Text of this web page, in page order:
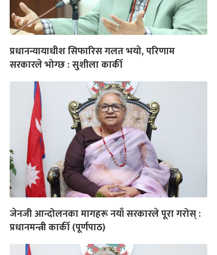
प्रधानन्यायाधीश सिफारिस गलत भयो, परिणाम
सरकारले भोग्छ : सुशीला कार्की
जेनजी आन्दोलनका मागहरू नयाँ सरकारले पूरा गरोस् :
प्रधानमन्त्री कार्की (पूर्णपाठ)